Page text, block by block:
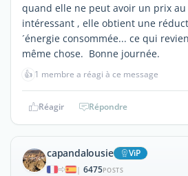
quand elle ne peut avoir un prix au
intéressant , elle obtient une
´énergie consommée... ce qui
même chose. Bonne journée.
👍 1 membre a réagi à ce message
Réagir Répondre
capandalousie ViP
| 6475POSTS